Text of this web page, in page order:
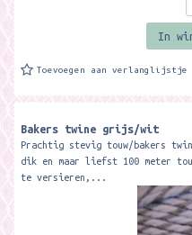
In
Toevoegen aan verlanglijstje
Bakers twine grijs/wit
Prachtig stevig touw/bakers
dik en maar liefst 100 meter
te versieren,...